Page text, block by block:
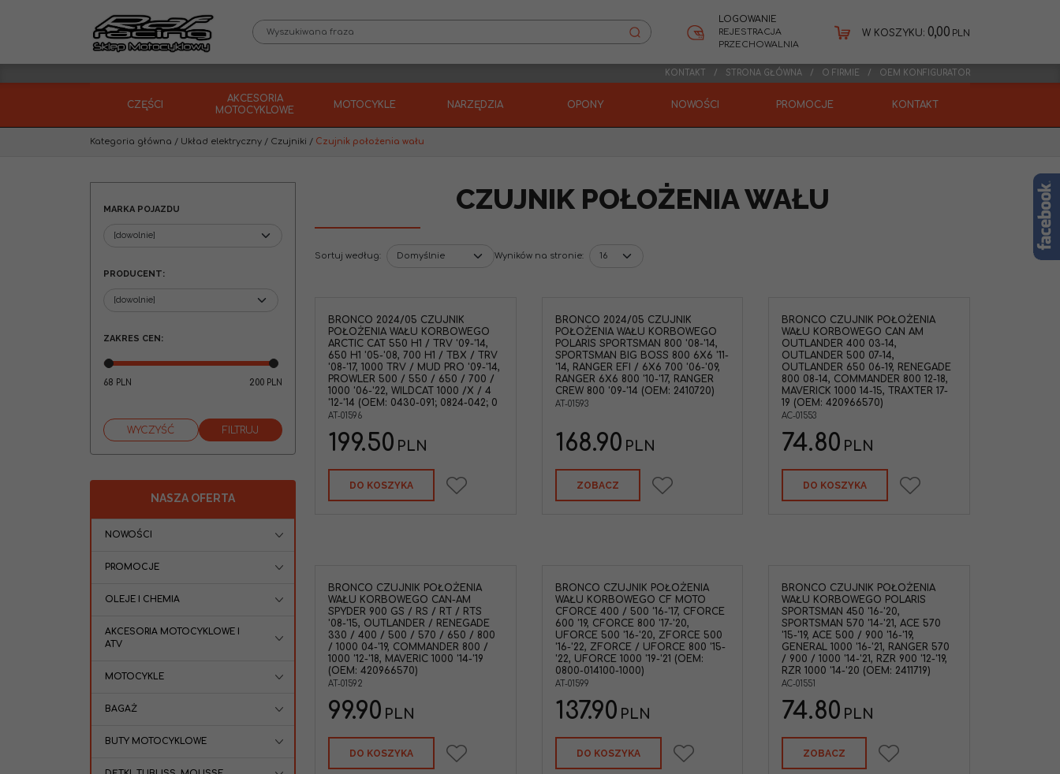
LOGOWANIE
REJESTRACJA
PRZECHOWALNIA
W KOSZYKU: 0,00 PLN
KONTAKT STRONA GŁÓWNA O FIRMIE OEM KONFIGURATOR
CZĘŚCI
AKCESORIA
MOTOCYKLOWE
MOTOCYKLE NARZĘDZIA OPONY NOWOŚCI PROMOCJE KONTAKT
Kategoria główna / Układ elektryczny / Czujniki / Czujnik położenia wału
CZUJNIK POŁOŻENIA WAŁU
Sortuj według: Wyników na stronie:
BRONCO 2024/05 CZUJNIK
POŁOŻENIA WAŁU KORBOWEGO
ARCTIC CAT 550 H1 / TRV '09-'14,
650 H1 '05-'08, 700 H1 / TBX / TRV
'08-'17, 1000 TRV / MUD PRO '09-'14,
PROWLER 500 / 550 / 650 / 700 /
1000 '06-'22, WILDCAT 1000 /X / 4
'12-'14 (OEM: 0430-091; 0824-042; 0
AT-01596
199.50 PLN
DO KOSZYKA
BRONCO 2024/05 CZUJNIK
POŁOŻENIA WAŁU KORBOWEGO
POLARIS SPORTSMAN 800 '08-'14,
SPORTSMAN BIG BOSS 800 6X6 '11-
'14, RANGER EFI / 6X6 700 '06-'09,
RANGER 6X6 800 '10-'17, RANGER
CREW 800 '09-'14 (OEM: 2410720)
AT-01593
168.90 PLN
ZOBACZ
BRONCO CZUJNIK POŁOŻENIA
WAŁU KORBOWEGO CAN AM
OUTLANDER 400 03-14,
OUTLANDER 500 07-14,
OUTLANDER 650 06-19, RENEGADE
800 08-14, COMMANDER 800 12-18,
MAVERICK 1000 14-15, TRAXTER 17-
19 (OEM: 420966570)
AC-01553
74.80 PLN
DO KOSZYKA
BRONCO CZUJNIK POŁOŻENIA
WAŁU KORBOWEGO CAN-AM
SPYDER 900 GS / RS / RT / RTS
'08-'15, OUTLANDER / RENEGADE
330 / 400 / 500 / 570 / 650 / 800
/ 1000 04-'19, COMMANDER 800 /
1000 '12-'18, MAVERIC 1000 '14-'19
(OEM: 420966570)
AT-01592
99.90 PLN
DO KOSZYKA
BRONCO CZUJNIK POŁOŻENIA
WAŁU KORBOWEGO CF MOTO
CFORCE 400 / 500 '16-'17, CFORCE
600 '19, CFORCE 800 '17-'20,
UFORCE 500 '16-'20, ZFORCE 500
'16-'22, ZFORCE / UFORCE 800 '15-
'22, UFORCE 1000 '19-'21 (OEM:
0800-014100-1000)
AT-01599
137.90 PLN
DO KOSZYKA
BRONCO CZUJNIK POŁOŻENIA
WAŁU KORBOWEGO POLARIS
SPORTSMAN 450 '16-'20,
SPORTSMAN 570 '14-'21, ACE 570
'15-'19, ACE 500 / 900 '16-'19,
GENERAL 1000 '16-'21, RANGER 570
/ 900 / 1000 '14-'21, RZR 900 '12-'19,
RZR 1000 '14-'20 (OEM: 2411719)
AC-01551
74.80 PLN
ZOBACZ
MARKA POJAZDU
PRODUCENT:
ZAKRES CEN:
68 PLN 200 PLN
NASZA OFERTA
NOWOŚCI
PROMOCJE
OLEJE I CHEMIA
AKCESORIA MOTOCYKLOWE I
ATV
MOTOCYKLE
BAGAŻ
BUTY MOTOCYKLOWE